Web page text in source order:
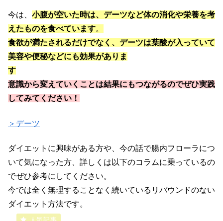
今は、 小腹が空いた時は、デーツなど体の消化や栄養を考
えたものを食べています。
食欲が満たされるだけでなく、 デーツは葉酸が入っていて
美容や便秘などにも効果がありま
す
意識から変えていくことは結果にもつながるのでぜひ実践
してみてください！
＞デーツ
ダイエットに興味がある方や、今の話で腸内フローラにつ
いて気になった方、詳しくは以下のコラムに乗っているの
でぜひ参考にしてください。
今では全く無理することなく続いているリバウンドのない
ダイエット方法です。